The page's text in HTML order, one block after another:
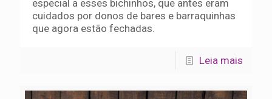
especial a esses bichinhos, que antes eram
cuidados por donos de bares e barraquinhas
que agora estão fechadas.
Leia mais